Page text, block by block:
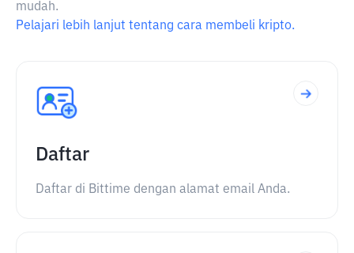
mudah.
Pelajari lebih lanjut tentang cara membeli kripto.
Daftar
Daftar di Bittime dengan alamat email Anda.